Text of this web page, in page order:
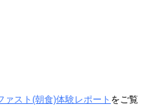
ァスト(朝食)体験レポート をご覧